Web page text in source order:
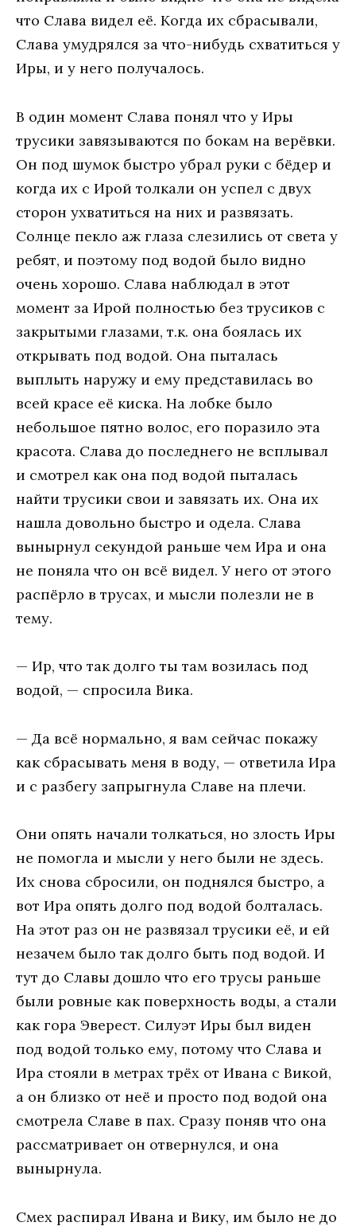
что Слава видел её. Когда их сбрасывали,
Слава умудрялся за что-нибудь схватиться у
Иры, и у него получалось.
В один момент Слава понял что у Иры
трусики завязываются по бокам на верёвки.
Он под шумок быстро убрал руки с бёдер и
когда их с Ирой толкали он успел с двух
сторон ухватиться на них и развязать.
Солнце пекло аж глаза слезились от света у
ребят, и поэтому под водой было видно
очень хорошо. Слава наблюдал в этот
момент за Ирой полностью без трусиков с
закрытыми глазами, т.к. она боялась их
открывать под водой. Она пыталась
выплыть наружу и ему представилась во
всей красе её киска. На лобке было
небольшое пятно волос, его поразило эта
красота. Слава до последнего не всплывал
и смотрел как она под водой пыталась
найти трусики свои и завязать их. Она их
нашла довольно быстро и одела. Слава
вынырнул секундой раньше чем Ира и она
не поняла что он всё видел. У него от этого
распёрло в трусах, и мысли полезли не в
тему.
— Ир, что так долго ты там возилась под
водой, — спросила Вика.
— Да всё нормально, я вам сейчас покажу
как сбрасывать меня в воду, — ответила Ира
и с разбегу запрыгнула Славе на плечи.
Они опять начали толкаться, но злость Иры
не помогла и мысли у него были не здесь.
Их снова сбросили, он поднялся быстро, а
вот Ира опять долго под водой болталась.
На этот раз он не развязал трусики её, и ей
незачем было так долго быть под водой. И
тут до Славы дошло что его трусы раньше
были ровные как поверхность воды, а стали
как гора Эверест. Силуэт Иры был виден
под водой только ему, потому что Слава и
Ира стояли в метрах трёх от Ивана с Викой,
а он близко от неё и просто под водой она
смотрела Славе в пах. Сразу поняв что она
рассматривает он отвернулся, и она
вынырнула.
Смех распирал Ивана и Вику, им было не до